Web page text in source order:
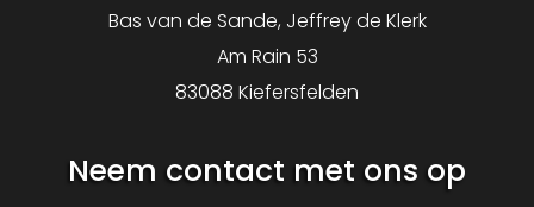
Bas van de Sande, Jeffrey de Klerk
Am Rain 53
83088 Kiefersfelden
Neem contact met ons op